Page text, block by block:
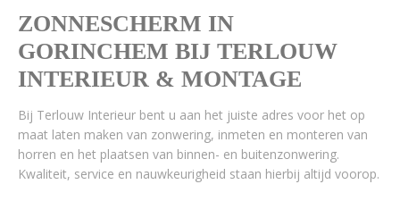
ZONNESCHERM IN
GORINCHEM BIJ TERLOUW
INTERIEUR & MONTAGE
Bij Terlouw Interieur bent u aan het juiste adres voor het op
maat laten maken van zonwering, inmeten en monteren van
horren en het plaatsen van binnen- en buitenzonwering.
Kwaliteit, service en nauwkeurigheid staan hierbij altijd voorop.